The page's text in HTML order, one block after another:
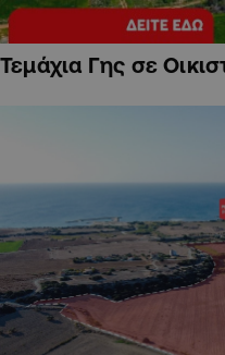
Τεμάχια Γης σε